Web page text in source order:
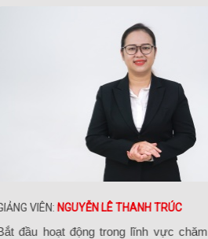
VIÊN: NGUYỄN LÊ THANH TRÚC
đầu hoạt động trong lĩnh vực